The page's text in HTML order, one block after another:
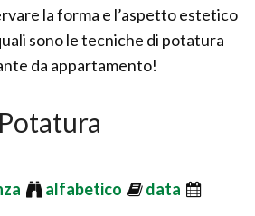
la forma e l’aspetto estetico
sono le tecniche di potatura
da appartamento!
alfabetico data